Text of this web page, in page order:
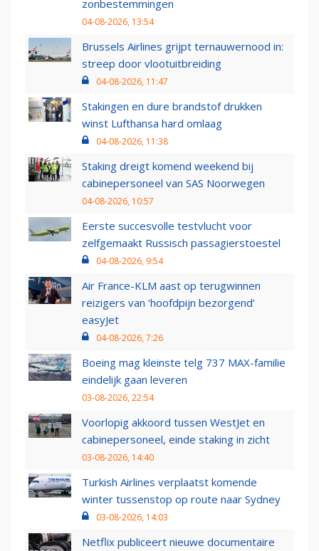
zonbestemmingen
04-08-2026, 13:54
Brussels Airlines grijpt ternauwernood in:
streep door vlootuitbreiding
04-08-2026, 11:47
Stakingen en dure brandstof drukken
winst Lufthansa hard omlaag
04-08-2026, 11:38
Staking dreigt komend weekend bij
cabinepersoneel van SAS Noorwegen
04-08-2026, 10:57
Eerste succesvolle testvlucht voor
zelfgemaakt Russisch passagierstoestel
04-08-2026, 9:54
Air France-KLM aast op terugwinnen
reizigers van ‘hoofdpijn bezorgend’
easyJet
04-08-2026, 7:26
Boeing mag kleinste telg 737 MAX-familie
eindelijk gaan leveren
03-08-2026, 22:54
Voorlopig akkoord tussen WestJet en
cabinepersoneel, einde staking in zicht
03-08-2026, 14:40
Turkish Airlines verplaatst komende
winter tussenstop op route naar Sydney
03-08-2026, 14:03
Netflix publiceert nieuwe documentaire